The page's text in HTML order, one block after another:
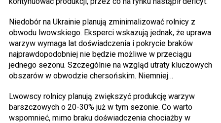
Niedobór na Ukrainie planują zminimalizować rolnicy z
obwodu lwowskiego. Eksperci wskazują jednak, że uprawa
warzyw wymaga lat doświadczenia i pokrycie braków
najprawdopodobniej nie będzie możliwe w przeciągu
jednego sezonu. Szczególnie na wzgląd utraty kluczowych
obszarów w obwodzie chersońskim. Niemniej…
Lwowscy rolnicy planują zwiększyć produkcję warzyw
barszczowych o 20-30% już w tym sezonie. Co warto
wspomnieć, mimo braku doświadczenia chociażby w